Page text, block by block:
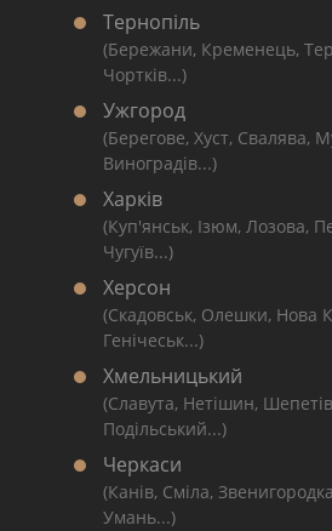
Тернопіль
(Бережани, Кременець,
Чортків...)
Ужгород
(Берегове, Хуст, Свалява,
Виноградів...)
Харків
(Куп'янськ, Ізюм, Лозова,
Чугуїв...)
Херсон
(Скадовськ, Олешки, Нова
Генічеськ...)
Хмельницький
(Славута, Нетішин,
Подільський...)
Черкаси
(Канів, Сміла,
Умань...)